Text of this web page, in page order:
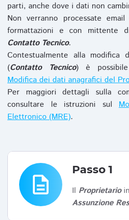
parti, anche dove i dati non
Non verranno processate
formattazioni e con mittente
Contatto Tecnico.
Contestualmente alla modifica
(Contatto Tecnico) è
Modifica dei dati anagrafici del
Per maggiori dettagli sulla
consultare le istruzioni sul
Elettronico (MRE).
description
Passo 1
Il Proprietario
Assunzione